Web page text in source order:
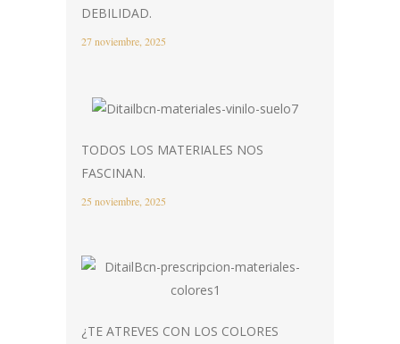
DEBILIDAD.
27 noviembre, 2025
TODOS LOS MATERIALES NOS
FASCINAN.
25 noviembre, 2025
¿TE ATREVES CON LOS COLORES